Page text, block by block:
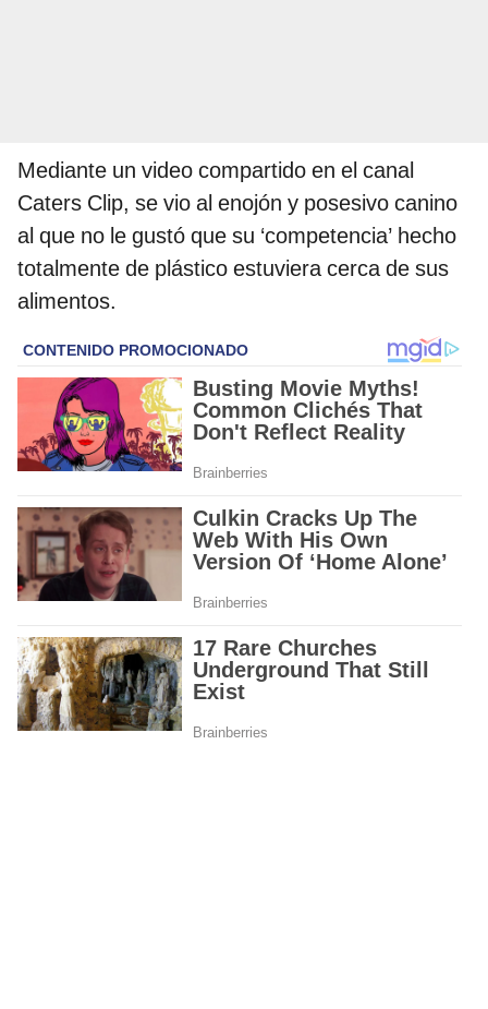
Mediante un video compartido en el canal
Caters Clip, se vio al enojón y posesivo canino
al que no le gustó que su ‘competencia’ hecho
totalmente de plástico estuviera cerca de sus
alimentos.